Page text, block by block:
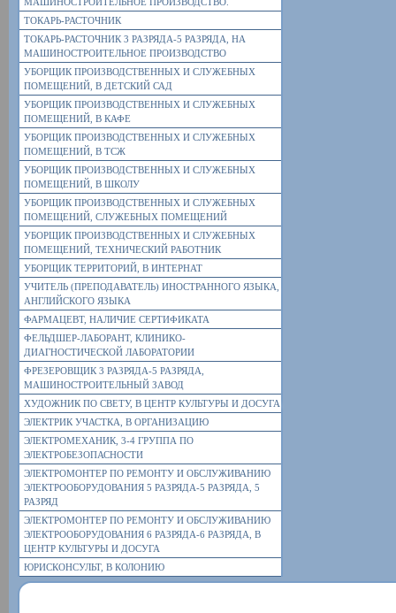
ТОКАРЬ-РАСТОЧНИК
ТОКАРЬ-РАСТОЧНИК 3 РАЗРЯДА-5 РАЗРЯДА, НА
МАШИНОСТРОИТЕЛЬНОЕ ПРОИЗВОДСТВО
УБОРЩИК ПРОИЗВОДСТВЕННЫХ И СЛУЖЕБНЫХ
ПОМЕЩЕНИЙ, В ДЕТСКИЙ САД
УБОРЩИК ПРОИЗВОДСТВЕННЫХ И СЛУЖЕБНЫХ
ПОМЕЩЕНИЙ, В КАФЕ
УБОРЩИК ПРОИЗВОДСТВЕННЫХ И СЛУЖЕБНЫХ
ПОМЕЩЕНИЙ, В ТСЖ
УБОРЩИК ПРОИЗВОДСТВЕННЫХ И СЛУЖЕБНЫХ
ПОМЕЩЕНИЙ, В ШКОЛУ
УБОРЩИК ПРОИЗВОДСТВЕННЫХ И СЛУЖЕБНЫХ
ПОМЕЩЕНИЙ, СЛУЖЕБНЫХ ПОМЕЩЕНИЙ
УБОРЩИК ПРОИЗВОДСТВЕННЫХ И СЛУЖЕБНЫХ
ПОМЕЩЕНИЙ, ТЕХНИЧЕСКИЙ РАБОТНИК
УБОРЩИК ТЕРРИТОРИЙ, В ИНТЕРНАТ
УЧИТЕЛЬ (ПРЕПОДАВАТЕЛЬ) ИНОСТРАННОГО ЯЗЫКА,
АНГЛИЙСКОГО ЯЗЫКА
ФАРМАЦЕВТ, НАЛИЧИЕ СЕРТИФИКАТА
ФЕЛЬДШЕР-ЛАБОРАНТ, КЛИНИКО-
ДИАГНОСТИЧЕСКОЙ ЛАБОРАТОРИИ
ФРЕЗЕРОВЩИК 3 РАЗРЯДА-5 РАЗРЯДА,
МАШИНОСТРОИТЕЛЬНЫЙ ЗАВОД
ХУДОЖНИК ПО СВЕТУ, В ЦЕНТР КУЛЬТУРЫ И ДОСУГА
ЭЛЕКТРИК УЧАСТКА, В ОРГАНИЗАЦИЮ
ЭЛЕКТРОМЕХАНИК, 3-4 ГРУППА ПО
ЭЛЕКТРОБЕЗОПАСНОСТИ
ЭЛЕКТРОМОНТЕР ПО РЕМОНТУ И ОБСЛУЖИВАНИЮ
ЭЛЕКТРООБОРУДОВАНИЯ 5 РАЗРЯДА-5 РАЗРЯДА, 5
РАЗРЯД
ЭЛЕКТРОМОНТЕР ПО РЕМОНТУ И ОБСЛУЖИВАНИЮ
ЭЛЕКТРООБОРУДОВАНИЯ 6 РАЗРЯДА-6 РАЗРЯДА, В
ЦЕНТР КУЛЬТУРЫ И ДОСУГА
ЮРИСКОНСУЛЬТ, В КОЛОНИЮ